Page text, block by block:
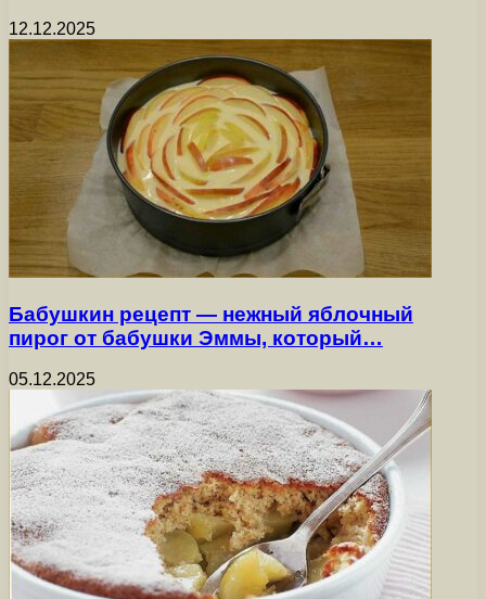
12.12.2025
Бабушкин рецепт — нежный яблочный
пирог от бабушки Эммы, который…
05.12.2025